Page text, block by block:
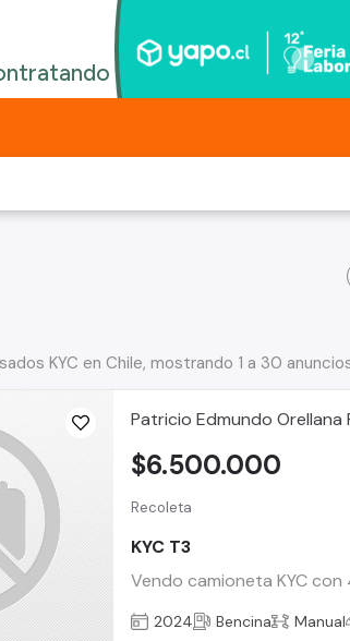
KYC en Chile, mostrando 1 a 30
Patricio Edmundo Orellana
Recoleta
KYC T3
Vendo camioneta KYC
$6.500.000
2024 Bencina Manual